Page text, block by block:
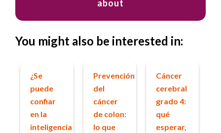
about
You might also be interested in:
¿Se
puede
confiar
en la
inteligencia
Prevención
del
cáncer
de colon:
lo que
Cáncer
cerebral
grado 4:
qué
esperar,